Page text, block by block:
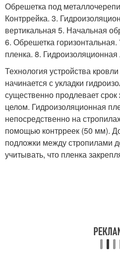
Обрешетка под
Контррейка. 3.
вертикальная 5. Начальная
6. Обрешетка
пленка. 8. Гидроизоляционная
Технология устройства
начинается с укладки
существенно продлевает
целом. Гидроизоляционная
непосредственно на
помощью контрреек (50 мм).
подложки между стропилами
учитывать, что пленка